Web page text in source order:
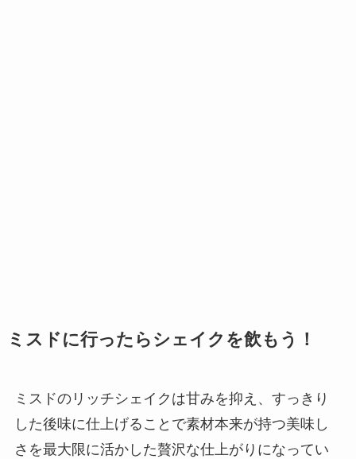
ミスドに行ったらシェイクを飲もう！
ミスドのリッチシェイクは甘みを抑え、すっきり
した後味に仕上げることで素材本来が持つ美味し
さを最大限に活かした贅沢な仕上がりになってい